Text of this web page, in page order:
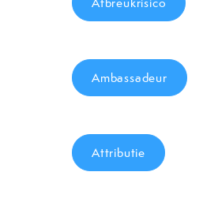
Ambassadeur
Attributie